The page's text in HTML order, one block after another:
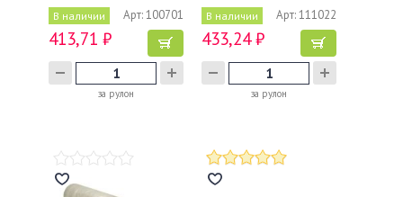
1,5кг…
В наличии Арт: 100701
413,71 ₽
за рулон
В наличии Арт: 111022
433,24 ₽
за рулон